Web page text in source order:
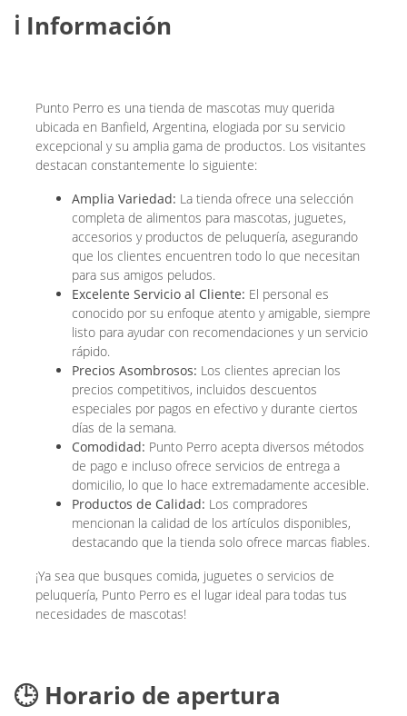
ℹ️ Información
Punto Perro es una tienda de mascotas muy querida
ubicada en Banfield, Argentina, elogiada por su servicio
excepcional y su amplia gama de productos. Los visitantes
destacan constantemente lo siguiente:
Amplia Variedad: La tienda ofrece una selección
completa de alimentos para mascotas, juguetes,
accesorios y productos de peluquería, asegurando
que los clientes encuentren todo lo que necesitan
para sus amigos peludos.
Excelente Servicio al Cliente: El personal es
conocido por su enfoque atento y amigable, siempre
listo para ayudar con recomendaciones y un servicio
rápido.
Precios Asombrosos: Los clientes aprecian los
precios competitivos, incluidos descuentos
especiales por pagos en efectivo y durante ciertos
días de la semana.
Comodidad: Punto Perro acepta diversos métodos
de pago e incluso ofrece servicios de entrega a
domicilio, lo que lo hace extremadamente accesible.
Productos de Calidad: Los compradores
mencionan la calidad de los artículos disponibles,
destacando que la tienda solo ofrece marcas fiables.
¡Ya sea que busques comida, juguetes o servicios de
peluquería, Punto Perro es el lugar ideal para todas tus
necesidades de mascotas!
🕒 Horario de apertura